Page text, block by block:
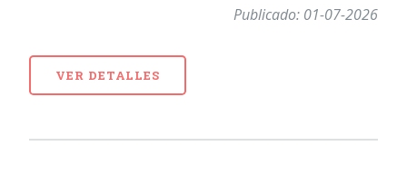
Publicado: 01-07-2026
VER DETALLES